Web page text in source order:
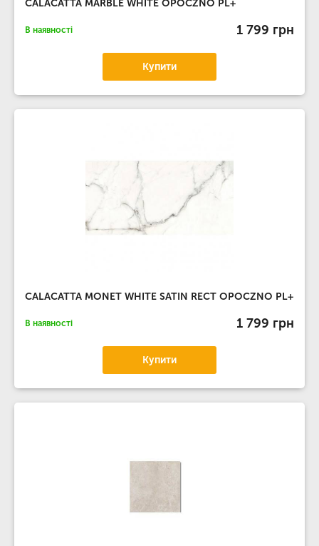
CALACATTA MARBLE WHITE OPOCZNO PL+
В наявності 1 799 грн
Купити
CALACATTA MONET WHITE SATIN RECT OPOCZNO PL+
В наявності 1 799 грн
Купити